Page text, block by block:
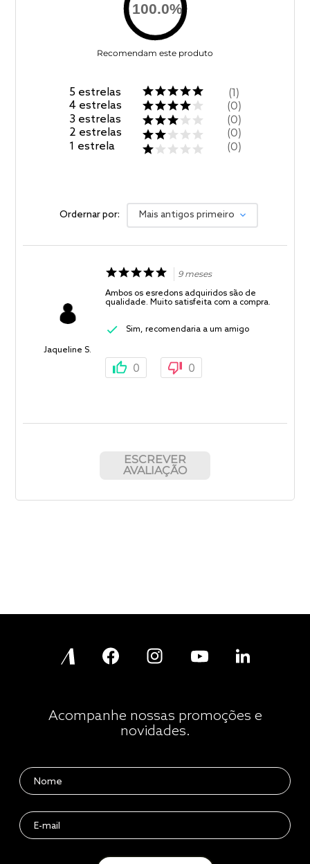
100.0%
Recomendam este produto
5 estrelas
4 estrelas
3 estrelas
2 estrelas
1 estrela
1
0
0
0
0
Ordernar por: Mais antigos primeiro
Jaqueline S.
9 meses
Ambos os esredons adquiridos são de
qualidade. Muito satisfeita com a compra.
Sim, recomendaria a um amigo
0 0
ESCREVER
AVALIAÇÃO
Acompanhe nossas promoções e
novidades.